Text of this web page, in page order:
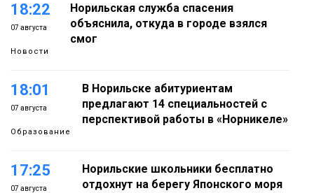
18:22
07 августа
Новости
Норильская служба спасения
объяснила, откуда в городе взялся
смог
18:01
07 августа
Образование
В Норильске абитуриентам
предлагают 14 специальностей с
перспективой работы в «Норникеле»
17:25
07 августа
Норильские школьники бесплатно
отдохнут на берегу Японского моря